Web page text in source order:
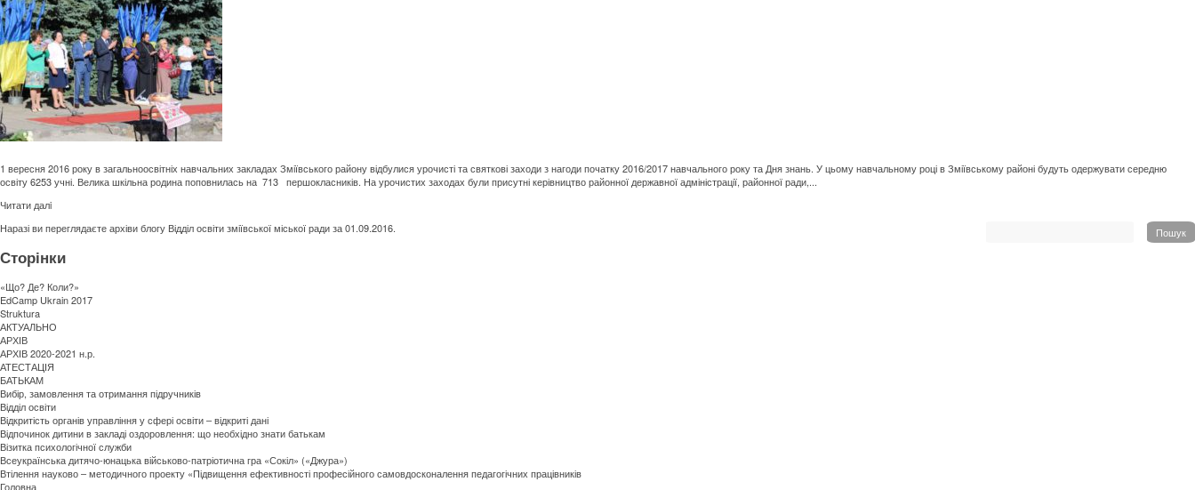
1 вересня 2016 року в загальноосвітніх навчальних закладах Зміївського району відбулися урочисті та святкові заходи з нагоди початку 2016/2017 навчального року та Дня знань. У цьому навчальному році в Зміївському районі будуть одержувати середню
освіту 6253 учні. Велика шкільна родина поповнилась на 713 першокласників. На урочистих заходах були присутні керівництво районної державної адміністрації, районної ради,...
Читати далi
Пошук
Наразі ви переглядаєте архіви блогу Відділ освіти зміївської міської радиза 01.09.2016.
Сторінки
«Що? Де? Коли?»
EdCamp Ukrain 2017
Struktura
АКТУАЛЬНО
АРХІВ
АРХІВ 2020-2021 н.р.
АТЕСТАЦІЯ
БАТЬКАМ
Вибір, замовлення та отримання підручників
Відділ освіти
Відкритість органів управління у сфері освіти – відкриті дані
Відпочинок дитини в закладі оздоровлення: що необхідно знати батькам
Візитка психологічної служби
Всеукраїнська дитячо-юнацька військово-патріотична гра «Сокіл» («Джура»)
Втілення науково – методичного проекту «Підвищення ефективності професійного самовдосконалення педагогічних працівників
Головна